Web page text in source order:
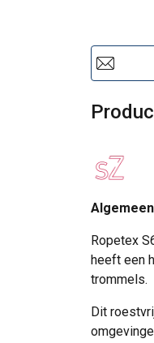
Algemeen
Ropetex
heeft een
trommels.
Dit